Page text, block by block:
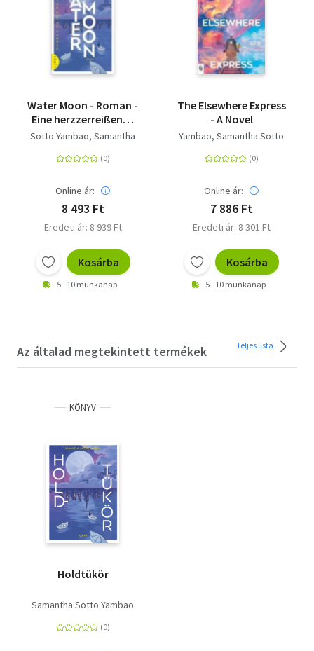
Water Moon - Roman -
Eine herzzerreißende
Liebesgeschichte,
Tasse Jasmintee
Sotto Yambao, Samantha
Online ár:
8 493 Ft
Eredeti ár: 8 939 Ft
Kosárba
5 - 10 munkanap
The Elsewhere Express
- A Novel
Yambao, Samantha Sotto
Online ár:
7 886 Ft
Eredeti ár: 8 301 Ft
Kosárba
5 - 10 munkanap
Az általad megtekintett termékek Teljes lista
KÖNYV
Holdtükör
Samantha Sotto Yambao